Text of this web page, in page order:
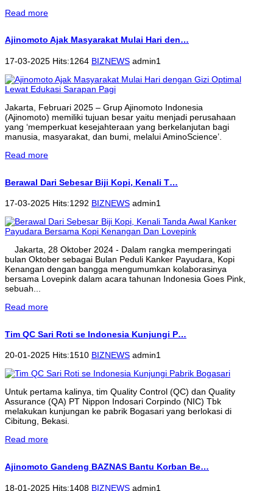
Read more
Ajinomoto Ajak Masyarakat Mulai Hari den…
17-03-2025 Hits:1264 BIZNEWS admin1
Jakarta, Februari 2025 – Grup Ajinomoto Indonesia
(Ajinomoto) memiliki tujuan besar yaitu menjadi perusahaan
yang ‘memperkuat kesejahteraan yang berkelanjutan bagi
manusia, masyarakat, dan bumi, melalui AminoScience’.
Read more
Berawal Dari Sebesar Biji Kopi, Kenali T…
17-03-2025 Hits:1292 BIZNEWS admin1
Jakarta, 28 Oktober 2024 - Dalam rangka memperingati
bulan Oktober sebagai Bulan Peduli Kanker Payudara, Kopi
Kenangan dengan bangga mengumumkan kolaborasinya
bersama Lovepink dalam acara tahunan Indonesia Goes Pink,
sebuah...
Read more
Tim QC Sari Roti se Indonesia Kunjungi P…
20-01-2025 Hits:1510 BIZNEWS admin1
Untuk pertama kalinya, tim Quality Control (QC) dan Quality
Assurance (QA) PT Nippon Indosari Corpindo (NIC) Tbk
melakukan kunjungan ke pabrik Bogasari yang berlokasi di
Cibitung, Bekasi.
Read more
Ajinomoto Gandeng BAZNAS Bantu Korban Be…
18-01-2025 Hits:1408 BIZNEWS admin1